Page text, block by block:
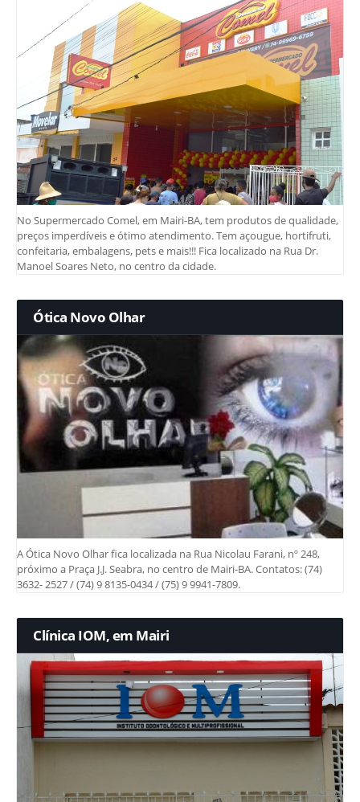
No Supermercado Comel, em Mairi-BA, tem produtos de qualidade,
preços imperdíveis e ótimo atendimento. Tem açougue, hortifruti,
confeitaria, embalagens, pets e mais!!! Fica localizado na Rua Dr.
Manoel Soares Neto, no centro da cidade.
Ótica Novo Olhar
A Ótica Novo Olhar fica localizada na Rua Nicolau Farani, nº 248,
próximo a Praça J.J. Seabra, no centro de Mairi-BA. Contatos: (74)
3632- 2527 / (74) 9 8135-0434 / (75) 9 9941-7809.
Clínica IOM, em Mairi